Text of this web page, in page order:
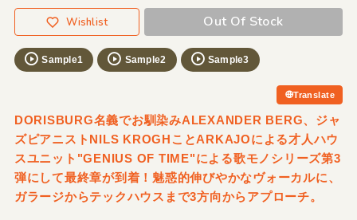
Wishlist Out Of Stock
Sample1 Sample2 Sample3
Translate
DORISBURG名義でお馴染みALEXANDER BERG、ジャ
ズピアニストNILS KROGHことARKAJOによる才人ハウ
スユニット"GENIUS OF TIME"による歌モノシリーズ第3
弾にして最終章が到着！魅惑的伸びやかなヴォーカルに、
ガラージからテックハウスまで3方向からアプローチ。